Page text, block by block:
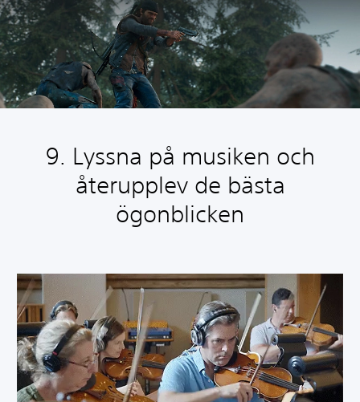
9. Lyssna på musiken och
återupplev de bästa
ögonblicken